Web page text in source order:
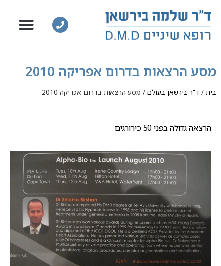
מסע הרצאות בדרום אפריקה 2010
בית / ד"ר בירשאן בעולם / מסע הרצאות בדרום אפריקה 2010
הרצאה גדולה בפני 50 כירורגים